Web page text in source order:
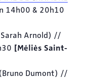
14h00 & 20h10
Arnold) //
[Méliès Saint-
Dumont) //